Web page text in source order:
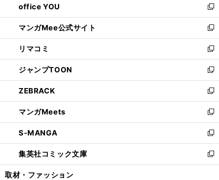
く
で
開
く
ィ
ン
ド
ウ
で
開
く
い
ウ
ィ
ン
ド
ウ
で
開
く
office YOU
新
し
い
ウ
ィ
ン
ド
ウ
で
開
く
マンガMee公式サイト
新
し
い
ウ
ィ
ン
ド
ウ
で
開
く
リマコミ
新
し
い
ウ
ィ
ン
ド
ウ
で
開
く
ジャンプTOON
新
し
い
ウ
ィ
ン
ド
ウ
で
開
ZEBRACK
新
し
い
ウ
ィ
ン
ド
ウ
マンガMeets
新
し
い
ウ
ィ
ン
S-MANGA
新
し
い
ウ
集英社コミック文庫
新
し
取材・ファッション